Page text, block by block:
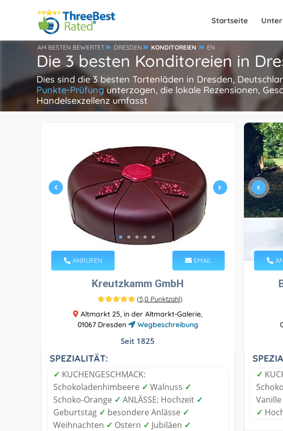
Startseite
AM BESTEN BEWERTET DRESDEN KONDITOREIEN EN
Die 3 besten Konditoreien in
Dies sind die 3 besten Tortenläden in Dresden,
Punkte-Prüfungunterzogen, die lokale Rezensionen,
Handelsexzellenz umfasst
ANRUFEN EMAIL
Kreutzkamm GmbH
(5,0 Punktzahl)
Altmarkt 25, in der Altmarkt-Galerie,
01067 Dresden
Wegbeschreibung
Seit 1825
SPEZIALITÄT:
✓ KUCHENGESCHMACK:
Schokoladenhimbeere ✓ Walnuss ✓
Schoko-Orange ✓ ANLÄSSE: Hochzeit ✓
Geburtstag ✓ besondere Anlässe ✓
Weihnachten ✓ Ostern ✓ Jubiläen ✓
✓
Vanille
✓